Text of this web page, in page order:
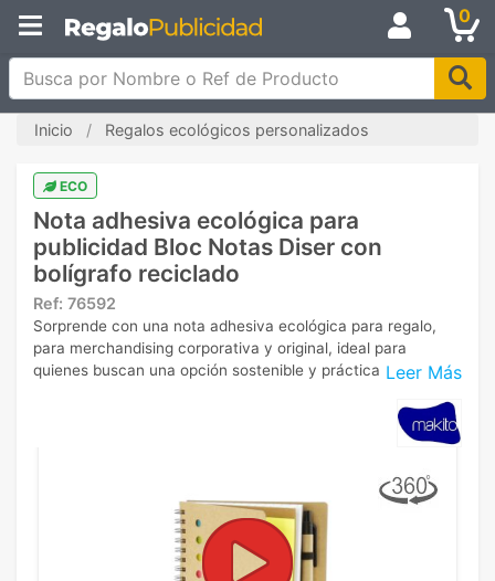
0
Busca por Nombre o Ref de Producto
Inicio Regalos ecológicos personalizados
ECO
Nota adhesiva ecológica para
publicidad Bloc Notas Diser con
bolígrafo reciclado
Ref: 76592
Leer Más
Sorprende con una nota adhesiva ecológica para regalo,
para merchandising corporativa y original, ideal para
quienes buscan una opción sostenible y práctica.